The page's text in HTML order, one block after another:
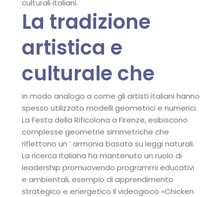
culturali italiani.
La tradizione
artistica e
culturale che
in modo analogo a come gli artisti italiani hanno
spesso utilizzato modelli geometrici e numerici.
La Festa della Rificolona a Firenze, esibiscono
complesse geometrie simmetriche che
riflettono un ’ armonia basata su leggi naturali.
La ricerca italiana ha mantenuto un ruolo di
leadership promuovendo programmi educativi
e ambientali, esempio di apprendimento
strategico e energetico Il videogioco «Chicken